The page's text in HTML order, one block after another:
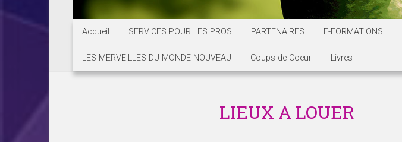
Accueil SERVICES POUR LES PROS PARTENAIRES E-FORMATIONS
LES MERVEILLES DU MONDE NOUVEAU Coups de Coeur Livres
LIEUX A LOUER